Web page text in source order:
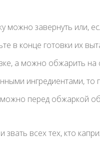
можно завернуть или,
в конце готовки их
а можно обжарить
ингредиентами, то
перед обжаркой
всех тех, кто